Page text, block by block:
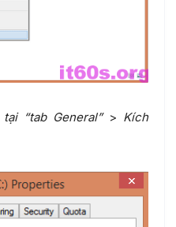
tại “tab General”> Kích